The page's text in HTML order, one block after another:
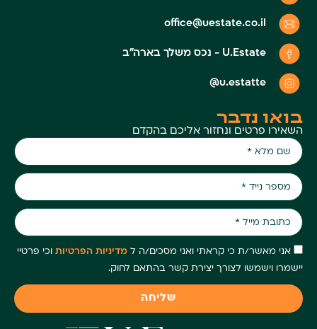
office@uestate.co.il
U.Estate - נכס משלך בארה״ב
u.estatte@
בואו נדבר
השאירו פרטים ונחזור אליכם בהקדם
אני מאשר/ת כי קראתי ואני מסכים/ה ל מדיניות הפרטיות וכי פרטיי
יישמרו וישמשו לצורך יצירת קשר בהתאם לחוק.
שליחה